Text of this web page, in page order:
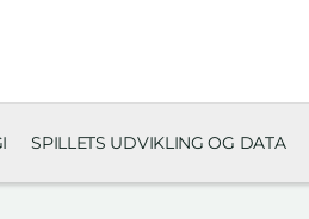
SPILLETS UDVIKLING OG DATA